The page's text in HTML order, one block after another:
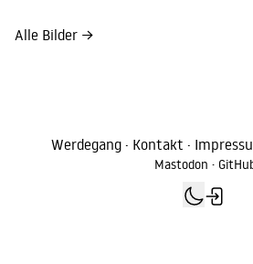
Alle Bilder →
Werdegang · Kontakt ·
Mastodon ·